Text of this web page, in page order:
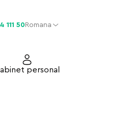
111 50Romana
personal